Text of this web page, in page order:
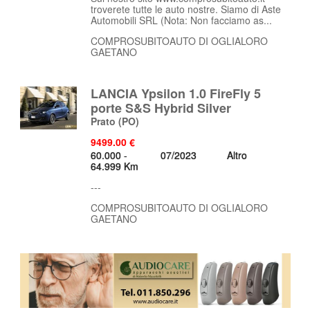
troverete tutte le auto nostre. Siamo di Aste
Automobili SRL (Nota: Non facciamo as...
COMPROSUBITOAUTO DI OGLIALORO
GAETANO
LANCIA Ypsilon 1.0 FireFly 5
porte S&S Hybrid Silver
Prato (PO)
9499.00 €
60.000 -
64.999 Km
07/2023 Altro
---
COMPROSUBITOAUTO DI OGLIALORO
GAETANO